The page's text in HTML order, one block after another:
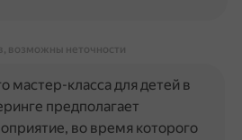
возможны неточности
мастер-класса для детей в
предполагает
во время которого